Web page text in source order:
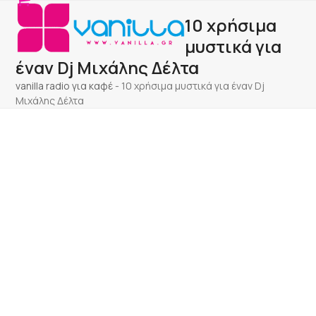
Skip
content
Open
mobile
menu
Close
mobile
menu
10 χρήσιμα
μυστικά για
έναν Dj Μιχάλης Δέλτα
vanilla radio για καφέ - 10 χρήσιμα μυστικά για έναν Dj
Μιχάλης Δέλτα